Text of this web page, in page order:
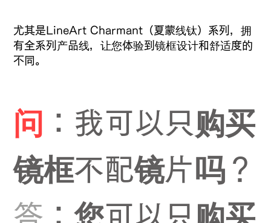
尤其是LineArt Charmant（夏蒙线钛）系列，拥
有全系列产品线，让您体验到镜框设计和舒适度的
不同。
问 ：我可以只购买
镜框不配镜片吗？
答 ：您可以只购买